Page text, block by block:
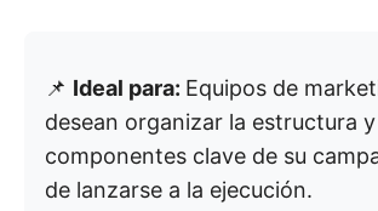
📌 Ideal para: Equipos de
desean organizar la estructura
componentes clave de su
de lanzarse a la ejecución.